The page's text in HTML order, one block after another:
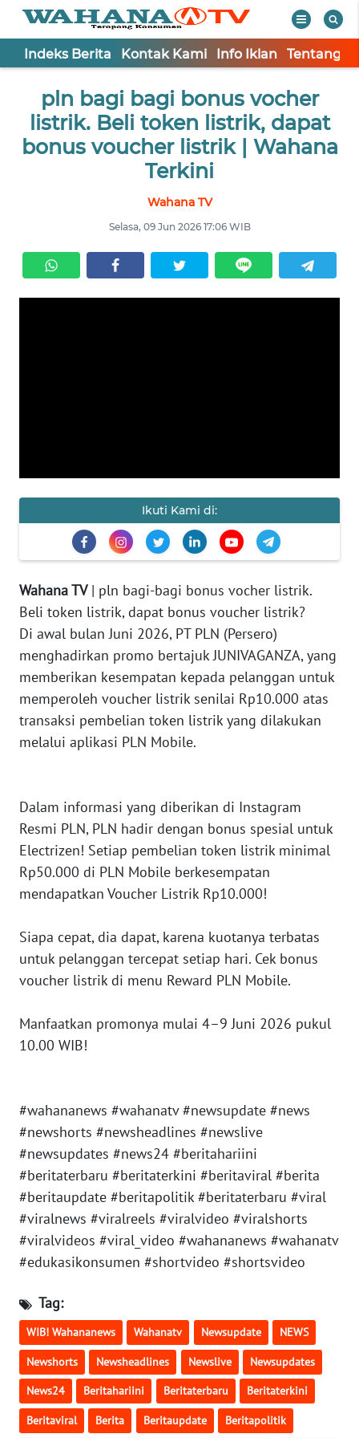
Indeks Berita Kontak Kami Info Iklan Tentang
pln bagi bagi bonus vocher
listrik. Beli token listrik, dapat
bonus voucher listrik | Wahana
Terkini
Wahana TV
Selasa, 09 Jun 2026 17:06 WIB
Ikuti Kami di:
Wahana TV| pln bagi-bagi bonus vocher listrik.
Beli token listrik, dapat bonus voucher listrik?
Di awal bulan Juni 2026, PT PLN (Persero)
menghadirkan promo bertajuk JUNIVAGANZA, yang
memberikan kesempatan kepada pelanggan untuk
memperoleh voucher listrik senilai Rp10.000 atas
transaksi pembelian token listrik yang dilakukan
melalui aplikasi PLN Mobile.
Dalam informasi yang diberikan di Instagram
Resmi PLN, PLN hadir dengan bonus spesial untuk
Electrizen! Setiap pembelian token listrik minimal
Rp50.000 di PLN Mobile berkesempatan
mendapatkan Voucher Listrik Rp10.000!
Siapa cepat, dia dapat, karena kuotanya terbatas
untuk pelanggan tercepat setiap hari. Cek bonus
voucher listrik di menu Reward PLN Mobile.
Manfaatkan promonya mulai 4–9 Juni 2026 pukul
10.00 WIB!
#wahananews #wahanatv #newsupdate #news
#newshorts #newsheadlines #newslive
#newsupdates #news24 #beritahariini
#beritaterbaru #beritaterkini #beritaviral #berita
#beritaupdate #beritapolitik #beritaterbaru #viral
#viralnews #viralreels #viralvideo #viralshorts
#viralvideos #viral_video #wahananews #wahanatv
#edukasikonsumen #shortvideo #shortsvideo
Tag:
WIB! Wahananews Wahanatv Newsupdate NEWS
Newshorts Newsheadlines Newslive Newsupdates
News24 Beritahariini Beritaterbaru Beritaterkini
Beritaviral Berita Beritaupdate Beritapolitik
TV
Informasi
KAMI
Wahana
News
Regional
WN
SUMUT
WN
WN
JABAR
WN
BANTEN
NTT
WN
WN
PAPUA
BARAT
WN
RIAU
WN
SERAMBI
WN
JAMBI
WN
SULTRA
WN
NTB